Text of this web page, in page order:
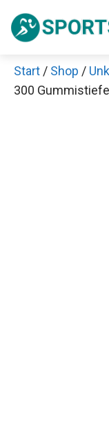
Inhalt
Start / Shop /
300